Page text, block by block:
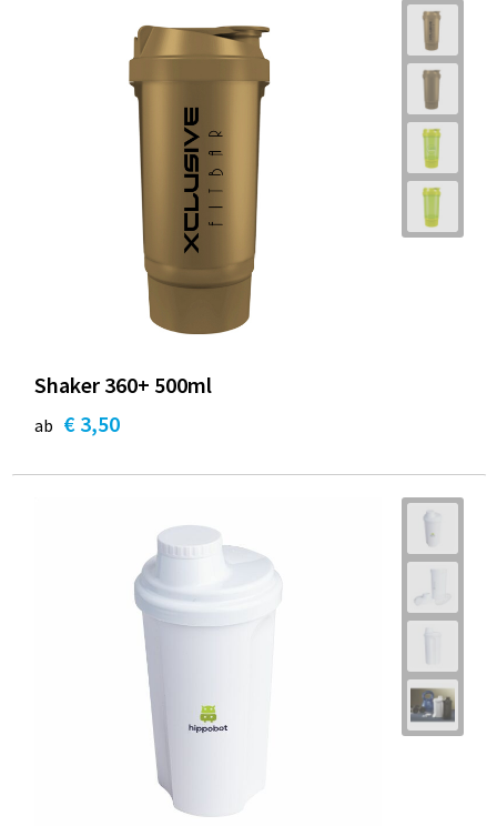
Shaker 360+ 500ml
ab € 3,50